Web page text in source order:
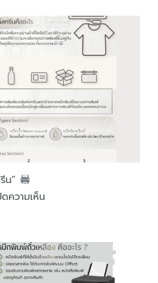
♥️
น”
ความเห็นบน
พิมพ์
ซิลค์
สกรีน”